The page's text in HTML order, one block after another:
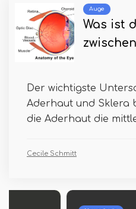
Auge
Was ist
Der wichtigste
Aderhaut und Sklera
die Aderhaut die
Cecile Schmitt